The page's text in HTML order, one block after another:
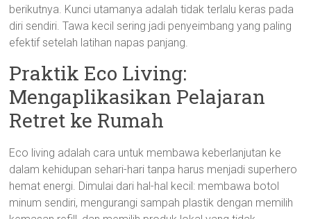
berikutnya. Kunci utamanya adalah tidak terlalu keras pada
diri sendiri. Tawa kecil sering jadi penyeimbang yang paling
efektif setelah latihan napas panjang.
Praktik Eco Living:
Mengaplikasikan Pelajaran
Retret ke Rumah
Eco living adalah cara untuk membawa keberlanjutan ke
dalam kehidupan sehari-hari tanpa harus menjadi superhero
hemat energi. Dimulai dari hal-hal kecil: membawa botol
minum sendiri, mengurangi sampah plastik dengan memilih